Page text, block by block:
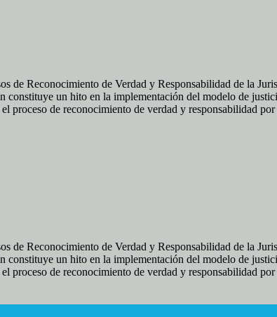
de Reconocimiento de Verdad y Responsabilidad de la
constituye un hito en la implementación del modelo de
proceso de reconocimiento de verdad y responsabilidad
de Reconocimiento de Verdad y Responsabilidad de la
constituye un hito en la implementación del modelo de
proceso de reconocimiento de verdad y responsabilidad